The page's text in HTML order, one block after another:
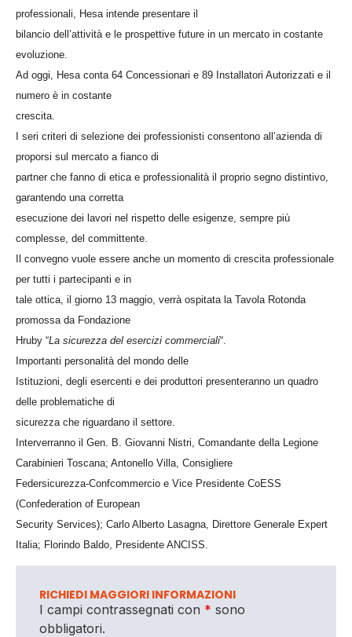
professionali, Hesa intende presentare il
bilancio dell’attività e le prospettive future in un mercato in costante
evoluzione.
Ad oggi, Hesa conta 64 Concessionari e 89 Installatori Autorizzati e il
numero è in costante
crescita.
I seri criteri di selezione dei professionisti consentono all’azienda di
proporsi sul mercato a fianco di
partner che fanno di etica e professionalità il proprio segno distintivo,
garantendo una corretta
esecuzione dei lavori nel rispetto delle esigenze, sempre più
complesse, del committente.
Il convegno vuole essere anche un momento di crescita professionale
per tutti i partecipanti e in
tale ottica, il giorno 13 maggio, verrà ospitata la Tavola Rotonda
promossa da Fondazione
Hruby “La sicurezza del esercizi commerciali“.
Importanti personalità del mondo delle
Istituzioni, degli esercenti e dei produttori presenteranno un quadro
delle problematiche di
sicurezza che riguardano il settore.
Interverranno il Gen. B. Giovanni Nistri, Comandante della Legione
Carabinieri Toscana; Antonello Villa, Consigliere
Federsicurezza-Confcommercio e Vice Presidente CoESS
(Confederation of European
Security Services); Carlo Alberto Lasagna, Direttore Generale Expert
Italia; Florindo Baldo, Presidente ANCISS.
RICHIEDI MAGGIORI INFORMAZIONI
I campi contrassegnati con * sono
obbligatori.